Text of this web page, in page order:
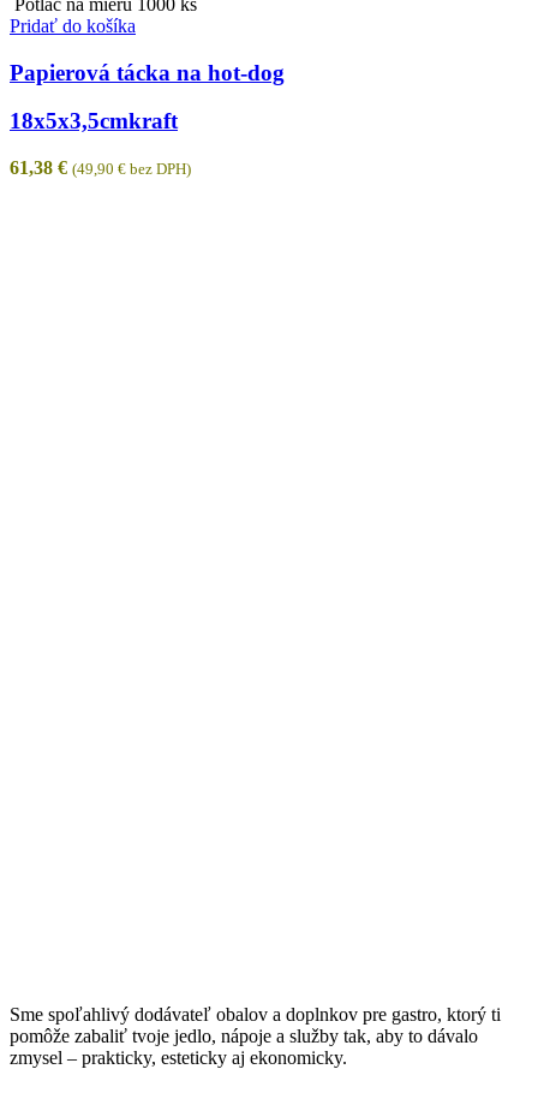
Pridať do košíka
Papierová tácka na hot-dog
18x5x3,5cmkraft
61,38 € (49,90 € bez DPH)
Sme spoľahlivý dodávateľ obalov a doplnkov pre gastro, ktorý ti
pomôže zabaliť tvoje jedlo, nápoje a služby tak, aby to dávalo
zmysel – prakticky, esteticky aj ekonomicky.